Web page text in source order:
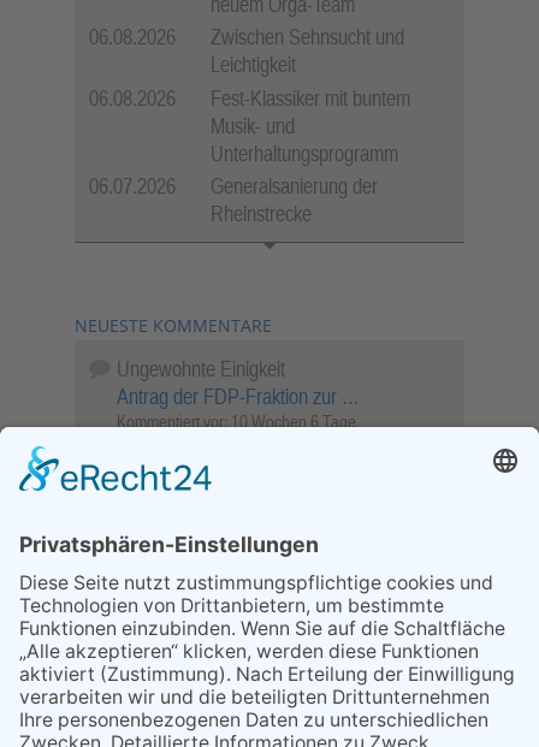
06.08.2026
Zwischen Sehnsucht und
Leichtigkeit
06.08.2026
Fest-Klassiker mit buntem
Musik- und
Unterhaltungsprogramm
06.07.2026
Generalsanierung der
Rheinstrecke
NEUESTE KOMMENTARE
Ungewohnte Einigkeit
Antrag der FDP-Fraktion zur …
Kommentiert vor: 10 Wochen 6 Tage
Objekt …
Kommentiert vor: 26 Wochen 11 Stunden
Sperrung für Wassersportler schlägt hohe
Wellen
Sperrung der Stillgewässer
Kommentiert vor:1 Jahr 50 Wochen
Literarischer Rückblick
Alte Schule
Kommentiert vor:3 Jahre 18 Wochen